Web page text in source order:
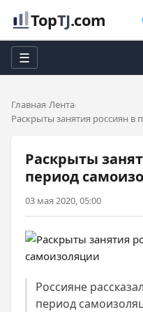
TopTJ.com
☰
Главная Лента
Раскрыты занятия россиян в
Раскрыты
период
03 мая 2020, 05:00
Россияне
период